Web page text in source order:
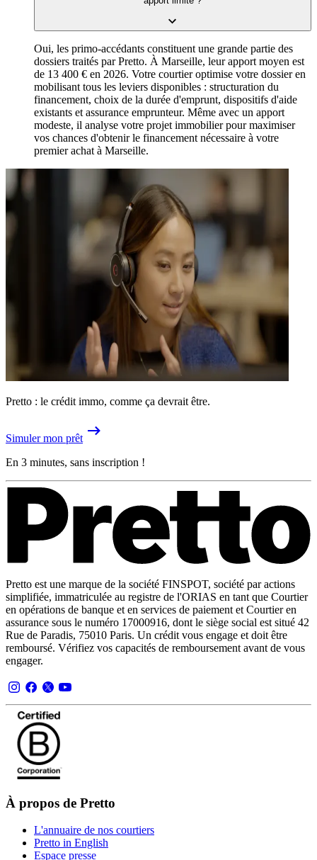
Oui, les primo-accédants constituent une grande partie des
dossiers traités par Pretto. À Marseille, leur apport moyen est
de 13 400 € en 2026. Votre courtier optimise votre dossier en
mobilisant tous les leviers disponibles : structuration du
financement, choix de la durée d'emprunt, dispositifs d'aide
existants et assurance emprunteur. Même avec un apport
modeste, il analyse votre projet immobilier pour maximiser
vos chances d'obtenir le financement nécessaire à votre
premier achat à Marseille.
Pretto : le crédit immo, comme ça devrait être.
Simuler mon prêt
En 3 minutes, sans inscription !
Pretto est une marque de la société FINSPOT, société par actions
simplifiée, immatriculée au registre de l'ORIAS en tant que Courtier
en opérations de banque et en services de paiement et Courtier en
assurance sous le numéro 17000916, dont le siège social est situé 42
Rue de Paradis, 75010 Paris. Un crédit vous engage et doit être
remboursé. Vérifiez vos capacités de remboursement avant de vous
engager.
À propos de Pretto
L'annuaire de nos courtiers
Pretto in English
Espace presse